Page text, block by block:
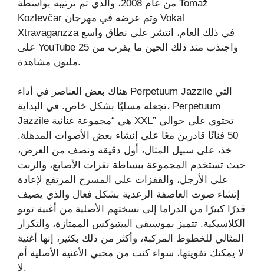
من عام 2008، والذي تم ترتيبه بواسطة Tomaž
Kozlevčar وتم عرضه في مهرجان Vokal
Xtravaganzza في ذلك العام، انتشر على نطاق واسع
على YouTube واجتذب منذ ذلك الحين ما يقرب من 25
مليون مشاهدة.
هناك بعض العناصر في أداء Perpetuum Jazzile التي
تجعله مسليًا بشكل خاص. في البداية، Perpetuum
Jazzile هي “مجموعة غنائية XXL” تحتوي على حوالي
50 فنانًا قادرين معًا على إنشاء بعض الأصوات المذهلة.
خذ، على سبيل المثال، أول دقيقة ونصف من العرض،
حيث تستخدم المجموعة ببساطة نقرات الأصابع، والربت
على الأرجل، والقفزات على المسرح المرتفع لإعادة
إنشاء صوت العاصفة الرعدية بشكل فعال والذي يضيف
قدرًا كبيرًا من الدراما إلى نسختهم الأصلية من أغنية توتو
الكلاسيكية. تتميز بموسيقى البيتبوكس الممتازة، والتكرار
المثالي للخطوط المركبة، وأكثر من ذلك بكثير، إنها أغنية
لا يمكنك تفويتها، سواء كنت من محبي الأغنية الأصلية أم
لا.